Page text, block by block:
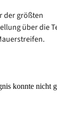
der größten
über die